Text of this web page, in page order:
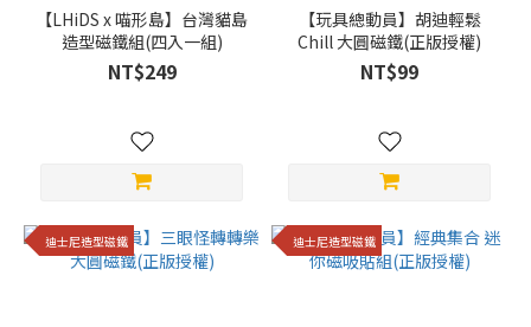
【LHiDS x 喵形島】台灣貓島
造型磁鐵組(四入一組)
NT$249
【玩具總動員】胡迪輕鬆
Chill 大圓磁鐵(正版授權)
NT$99
迪士尼造型磁鐵 迪士尼造型磁鐵